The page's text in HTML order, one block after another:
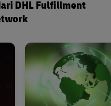
DHL Fulfillment